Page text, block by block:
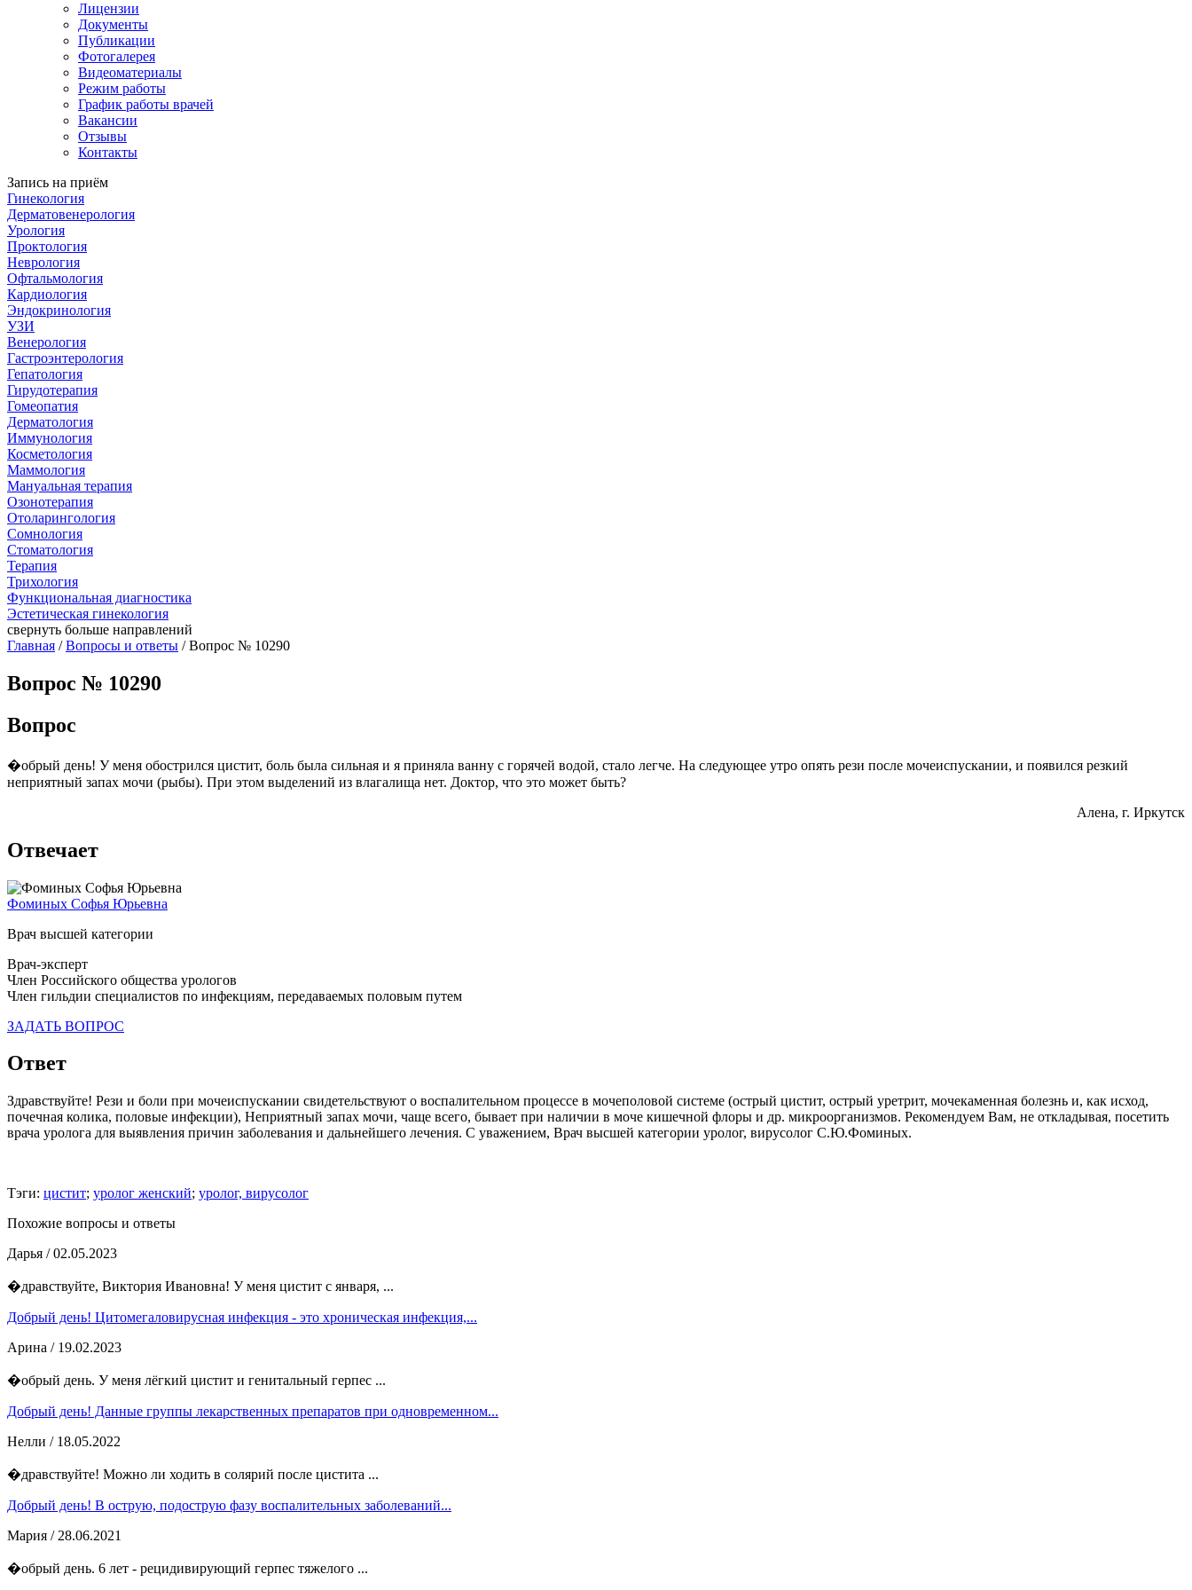
Лицензии
Документы
Публикации
Фотогалерея
Видеоматериалы
Режим работы
График работы врачей
Вакансии
Отзывы
Контакты
Запись на приём
Гинекология
Дерматовенерология
Урология
Проктология
Неврология
Офтальмология
Кардиология
Эндокринология
УЗИ
Венерология
Гастроэнтерология
Гепатология
Гирудотерапия
Гомеопатия
Дерматология
Иммунология
Косметология
Маммология
Мануальная терапия
Озонотерапия
Отоларингология
Сомнология
Стоматология
Терапия
Трихология
Функциональная диагностика
Эстетическая гинекология
свернуть больше направлений
Главная /Вопросы и ответы / Вопрос № 10290
Вопрос № 10290
Вопрос
�обрый день! У меня обострился цистит, боль была сильная и я приняла ванну с горячей водой, стало легче. На следующее утро опять рези после мочеиспускании, и появился резкий
неприятный запах мочи (рыбы). При этом выделений из влагалища нет. Доктор, что это может быть?
Алена, г. Иркутск
Отвечает
Фоминых Софья Юрьевна
Врач высшей категории
Врач-эксперт
Член Российского общества урологов
Член гильдии специалистов по инфекциям, передаваемых половым путем
ЗАДАТЬ ВОПРОС
Ответ
Здравствуйте! Рези и боли при мочеиспускании свидетельствуют о воспалительном процессе в мочеполовой системе (острый цистит, острый уретрит, мочекаменная болезнь и, как исход,
почечная колика, половые инфекции), Неприятный запах мочи, чаще всего, бывает при наличии в моче кишечной флоры и др. микроорганизмов. Рекомендуем Вам, не откладывая, посетить
врача уролога для выявления причин заболевания и дальнейшего лечения. С уважением, Врач высшей категории уролог, вирусолог С.Ю.Фоминых.
Тэги: цистит; уролог женский; уролог, вирусолог
Похожие вопросы и ответы
Дарья / 02.05.2023
�дравствуйте, Виктория Ивановна! У меня цистит с января, ...
Добрый день! Цитомегаловирусная инфекция - это хроническая инфекция,...
Арина / 19.02.2023
�обрый день. У меня лёгкий цистит и генитальный герпес ...
Добрый день! Данные группы лекарственных препаратов при одновременном...
Нелли / 18.05.2022
�дравствуйте! Можно ли ходить в солярий после цистита ...
Добрый день! В острую, подострую фазу воспалительных заболеваний...
Мария / 28.06.2021
�обрый день. 6 лет - рецидивирующий герпес тяжелого ...